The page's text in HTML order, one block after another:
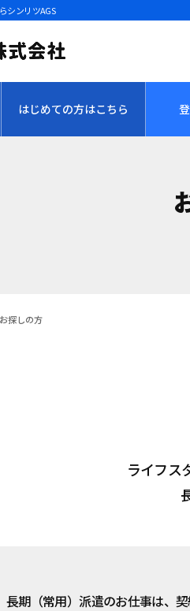
シンリツAGS
はじめての方はこちら
探しの方
ライフス
長期（常用）派遣のお仕事は、